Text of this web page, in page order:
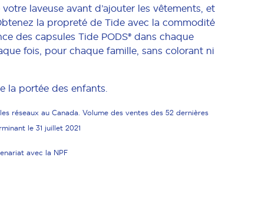
laveuse avant d’ajouter les vêtements, et
la propreté de Tide avec la commodité
des capsules Tide PODS® dans chaque
fois, pour chaque famille, sans colorant ni
la portée des enfants.
réseaux au Canada. Volume des ventes des 52 dernières
le 31 juillet 2021
avec la NPF